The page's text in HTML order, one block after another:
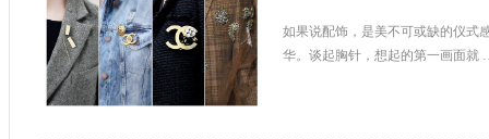
如果说配饰，是美不可或缺的仪式
华。谈起胸针，想起的第一画面